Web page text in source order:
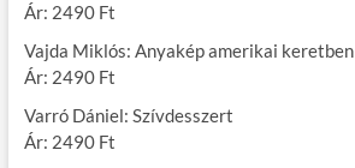
Ár: 2490 Ft
Vajda Miklós: Anyakép amerikai keretben
Ár: 2490 Ft
Varró Dániel: Szívdesszert
Ár: 2490 Ft